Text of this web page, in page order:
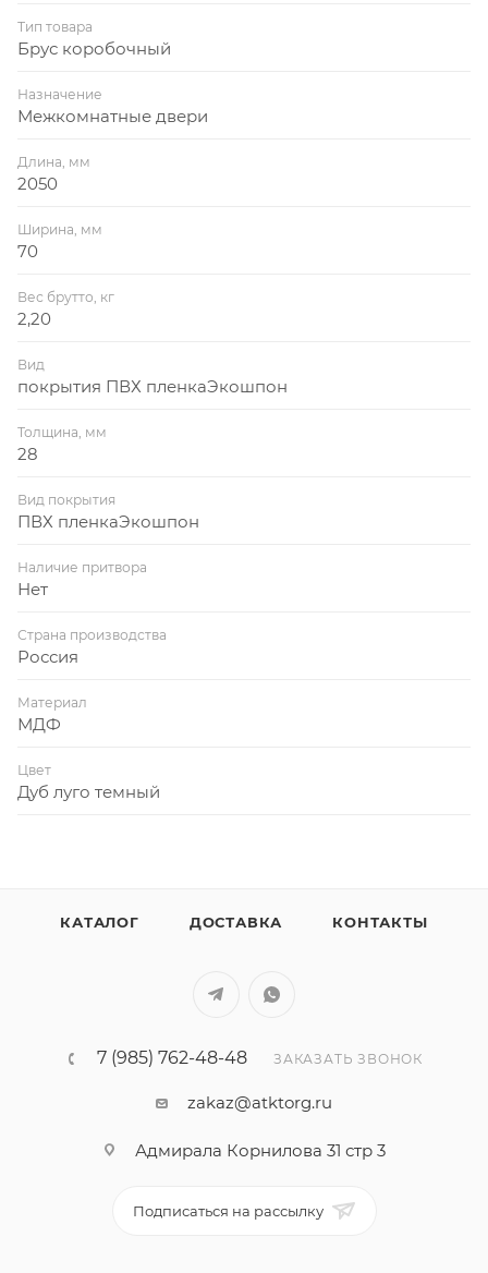
Тип товара
Брус коробочный
Назначение
Межкомнатные двери
Длина, мм
2050
Ширина, мм
70
Вес брутто, кг
2,20
Вид
покрытия ПВХ пленкаЭкошпон
Толщина, мм
28
Вид покрытия
ПВХ пленкаЭкошпон
Наличие притвора
Нет
Страна производства
Россия
Материал
МДФ
Цвет
Дуб луго темный
КАТАЛОГ ДОСТАВКА КОНТАКТЫ
7 (985) 762-48-48 ЗАКАЗАТЬ ЗВОНОК
zakaz@atktorg.ru
Адмирала Корнилова 31 стр 3
Подписаться на рассылку